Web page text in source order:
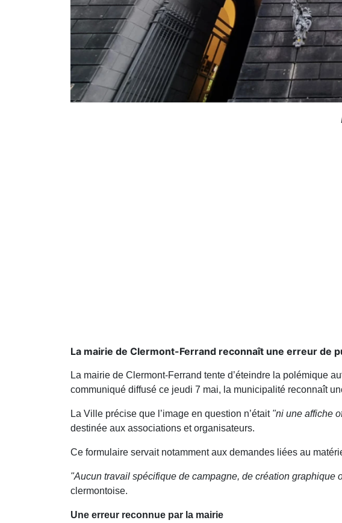
La mairie de Clermont-Ferrand reconnaît une erreur de
La mairie de Clermont-Ferrand tente d’éteindre la polémique
communiqué diffusé ce jeudi 7 mai, la municipalité reconnaît
La Ville précise que l’image en question n’était "ni une affiche
destinée aux associations et organisateurs.
Ce formulaire servait notamment aux demandes liées au
"Aucun travail spécifique de campagne, de création graphique
clermontoise.
Une erreur reconnue par la mairie